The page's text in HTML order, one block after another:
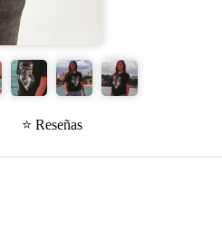
⭐ Reseñas